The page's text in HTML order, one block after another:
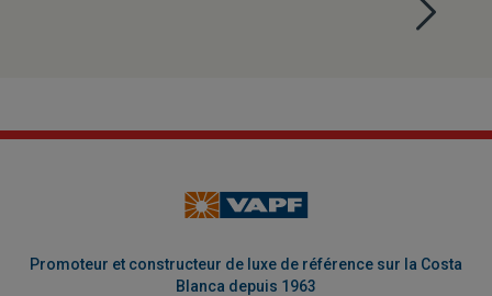
Promoteur et constructeur de luxe de référence sur la Costa
Blanca depuis 1963